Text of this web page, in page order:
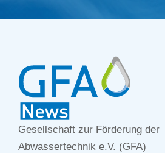
Gesellschaft zur Förderung der
Abwassertechnik e.V. (GFA)